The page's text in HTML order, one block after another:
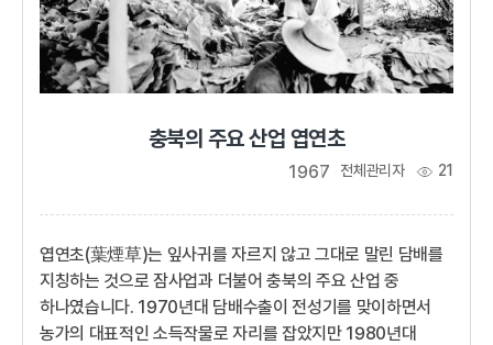
충북의 주요 산업 엽연초
전체관리자 21
1967
엽연초(葉煙草)는 잎사귀를 자르지 않고 그대로 말린 담배를
지칭하는 것으로 잠사업과 더불어 충북의 주요 산업 중
하나였습니다. 1970년대 담배수출이 전성기를 맞이하면서
농가의 대표적인 소득작물로 자리를 잡았지만 1980년대